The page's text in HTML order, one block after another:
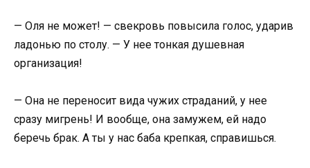
— Оля не может! — свекровь повысила голос, ударив
ладонью по столу. — У нее тонкая душевная
организация!
— Она не переносит вида чужих страданий, у нее
сразу мигрень! И вообще, она замужем, ей надо
беречь брак. А ты у нас баба крепкая, справишься.